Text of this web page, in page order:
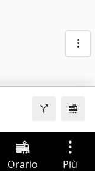
Orario Più